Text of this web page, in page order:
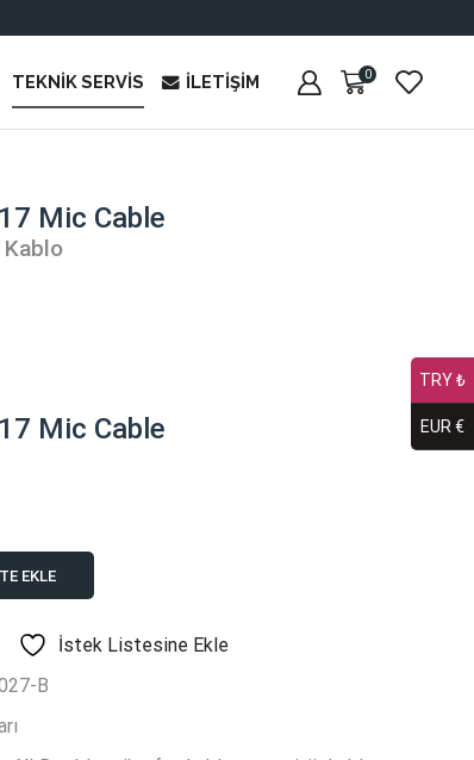
TEKNIK SERVIS İLETIŞIM 0
Mic Cable
Mic Cable
EKLE
İstek Listesine Ekle
B
TRY ₺
EUR €